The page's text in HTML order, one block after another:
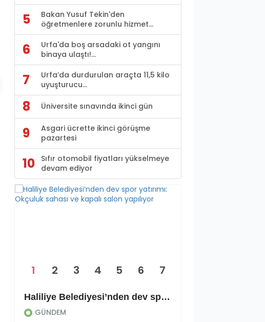
5
Bakan Yusuf Tekin'den
öğretmenlere zorunlu hizmet...
6
Urfa'da boş arsadaki ot yangını
binaya ulaştı!...
7
Urfa’da durdurulan araçta 11,5 kilo
uyuşturucu...
8 Üniversite sınavında ikinci gün
9
Asgari ücrette ikinci görüşme
pazartesi
10
Sıfır otomobil fiyatları yükselmeye
devam ediyor
Haliliye Belediyesi’nden dev spor yatırımı: Okçuluk sahası ve kapalı salon yapılıyor
GÜNDEM
1 2 3 4 5 6 7